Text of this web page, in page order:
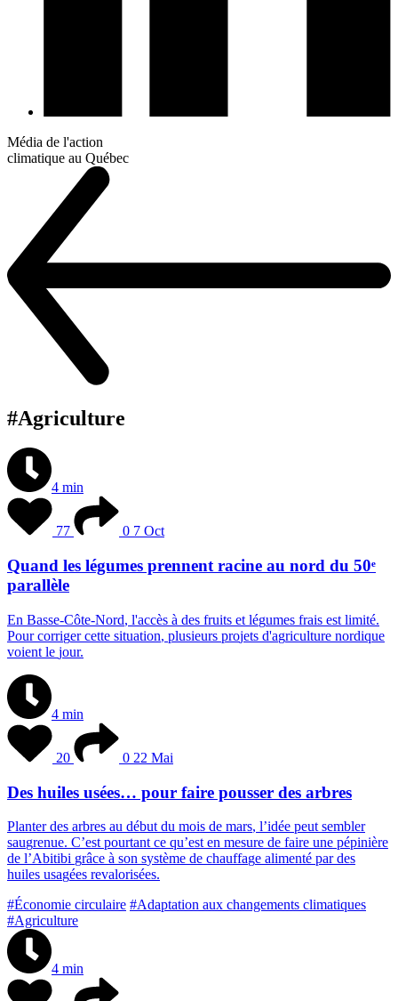
Média de l'action
climatique au Québec
#Agriculture
4 min
77 0 7 Oct
Quand les légumes prennent racine au nord du 50ᵉ
parallèle
En Basse-Côte-Nord, l'accès à des fruits et légumes frais est limité.
Pour corriger cette situation, plusieurs projets d'agriculture nordique
voient le jour.
4 min
20 0 22 Mai
Des huiles usées… pour faire pousser des arbres
Planter des arbres au début du mois de mars, l’idée peut sembler
saugrenue. C’est pourtant ce qu’est en mesure de faire une pépinière
de l’Abitibi grâce à son système de chauffage alimenté par des
huiles usagées revalorisées.
#Économie circulaire #Adaptation aux changements climatiques
#Agriculture
4 min